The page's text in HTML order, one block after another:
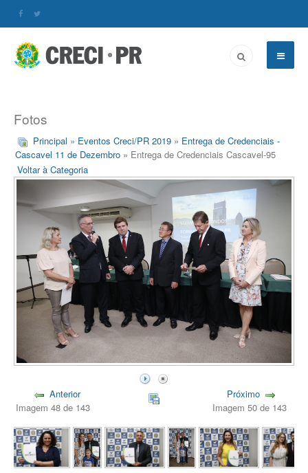
Fotos
Principal » Eventos Creci/PR 2019 » Entrega de Credenciais -
Cascavel 11 de Dezembro » Entrega de Credenciais Cascavel-95
Voltar à Categoria
Anterior
Imagem 48 de 143
Próximo
Imagem 50 de 143